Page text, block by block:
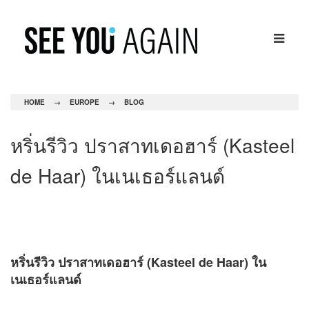
HOME → EUROPE → BLOG
หริ่นรีวิว ปราสาทเดอฮาร์ (Kasteel
de Haar) ในเนเธอร์แลนด์
หริ่นรีวิว ปราสาทเดอฮาร์ (Kasteel de Haar) ใน
เนเธอร์แลนด์